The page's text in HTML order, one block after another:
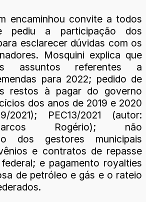
encaminhou convite a todos
pediu a participação dos
esclarecer dúvidas com os
Mosquini explica que
assuntos referentes a
para 2022; pedido de
restos à pagar do governo
dos anos de 2019 e 2020
2021); PEC13/2021 (autor:
Rogério); não
dos gestores municipais
e contratos de repasse
e pagamento royalties
de petróleo e gás e o rateio